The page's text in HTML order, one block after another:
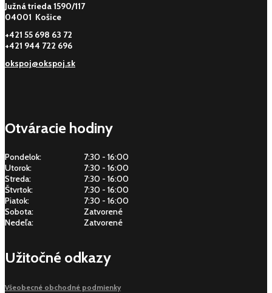
Južná trieda 1590/117
04001 Košice
+421 55 698 63 72
+421 944 722 696
okspoj@okspoj.sk
Otváracie hodiny
Pondelok:
7:30 - 16:00
Utorok:
7:30 - 16:00
Streda:
7:30 - 16:00
Štvrtok:
7:30 - 16:00
Piatok:
7:30 - 16:00
Sobota:
Zatvorené
Nedeľa:
Zatvorené
Užitočné odkazy
Všeobecné obchodné podmienky